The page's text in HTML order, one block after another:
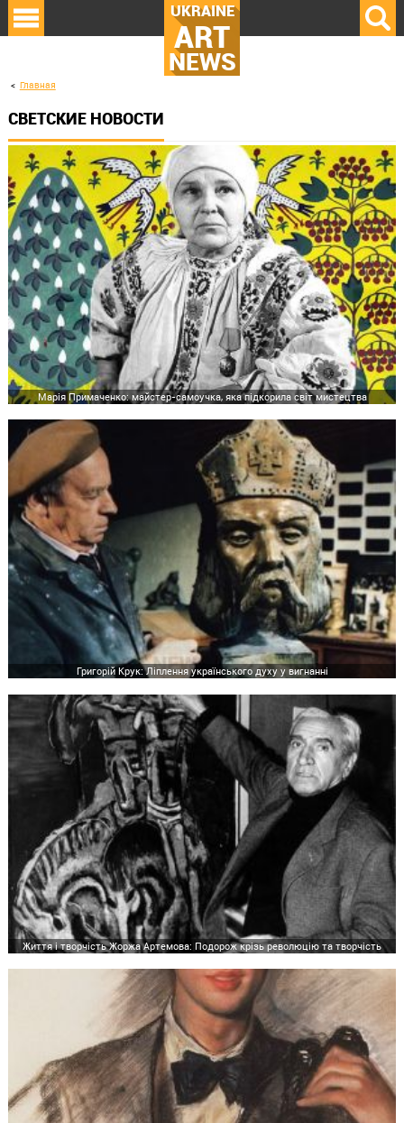
UKRAINE
ART
NEWS
Главная
СВЕТСКИЕ НОВОСТИ
Марія Примаченко: майстер-самоучка, яка підкорила світ мистецтва
Григорій Крук: Ліплення українського духу у вигнанні
Життя і творчість Жоржа Артемова: Подорож крізь революцію та творчість